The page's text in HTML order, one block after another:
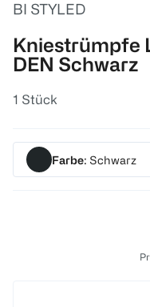
BI STYLED
Kniestrümpfe
DEN Schwarz
1 Stück
Farbe: Schwarz